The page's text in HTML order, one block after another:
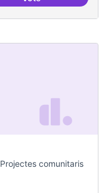
Jornades de Salut
Projectes comunitaris